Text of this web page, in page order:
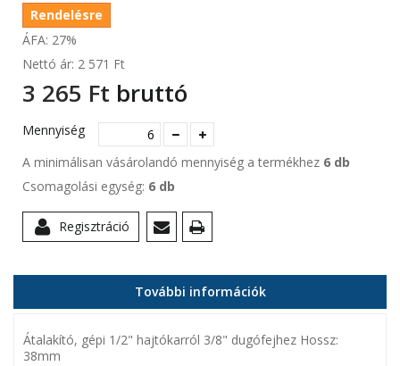
Rendelésre
ÁFA: 27%
Nettó ár: 2 571 Ft‎
3 265 Ft‎ bruttó
Mennyiség
A minimálisan vásárolandó mennyiség a termékhez 6 db
Csomagolási egység: 6 db
Regisztráció
További információk
Átalakító, gépi 1/2" hajtókarról 3/8" dugófejhez Hossz:
38mm